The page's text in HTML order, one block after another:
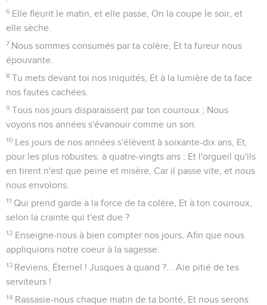
6 Elle fleurit le matin, et elle passe, On la coupe le soir, et
elle sèche.
7 Nous sommes consumés par ta colère, Et ta fureur nous
épouvante.
8 Tu mets devant toi nos iniquités, Et à la lumière de ta face
nos fautes cachées.
9 Tous nos jours disparaissent par ton courroux ; Nous
voyons nos années s'évanouir comme un son.
10 Les jours de nos années s'élèvent à soixante-dix ans, Et,
pour les plus robustes, à quatre-vingts ans ; Et l'orgueil qu'ils
en tirent n'est que peine et misère, Car il passe vite, et nous
nous envolons.
11 Qui prend garde à la force de ta colère, Et à ton courroux,
selon la crainte qui t'est due ?
12 Enseigne-nous à bien compter nos jours, Afin que nous
appliquions notre coeur à la sagesse.
13 Reviens, Éternel ! Jusques à quand ?... Aie pitié de tes
serviteurs !
14 Rassasie-nous chaque matin de ta bonté, Et nous serons